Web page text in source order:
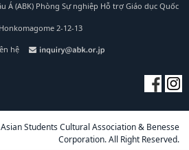
Á (ABK) Phòng Sự nghiệp Hỗ trợ Giáo dục Quốc
2-12-13
hệ
Students Cultural Association & Benesse
Corporation. All Right Reserved.